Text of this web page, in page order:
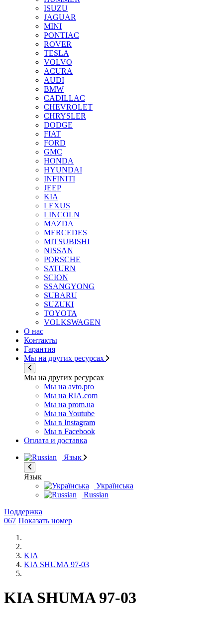
ISUZU
JAGUAR
MINI
PONTIAC
ROVER
TESLA
VOLVO
ACURA
AUDI
BMW
CADILLAC
CHEVROLET
CHRYSLER
DODGE
FIAT
FORD
GMC
HONDA
HYUNDAI
INFINITI
JEEP
KIA
LEXUS
LINCOLN
MAZDA
MERCEDES
MITSUBISHI
NISSAN
PORSCHE
SATURN
SCION
SSANGYONG
SUBARU
SUZUKI
TOYOTA
VOLKSWAGEN
О нас
Контакты
Гарантия
Мы на других ресурсах
Мы на других ресурсах
Мы на avto.pro
Мы на RIA.com
Мы на prom.ua
Мы на Youtube
Мы в Instagram
Мы в Facebook
Оплата и доставка
Язык
Язык
Українська
Russian
Поддержка
067 Показать номер
KIA
KIA SHUMA 97-03
KIA SHUMA 97-03